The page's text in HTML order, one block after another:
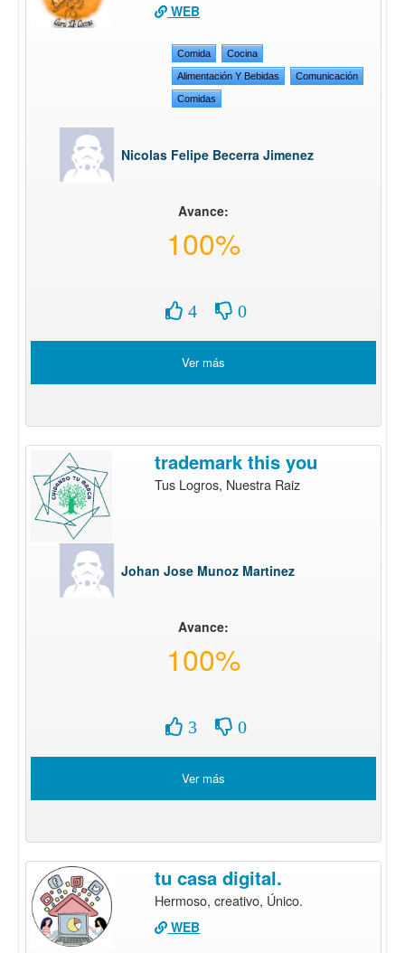
WEB
Comida Cocina
Alimentación Y Bebidas Comunicación
Comidas
Nicolas Felipe Becerra Jimenez
Avance:
100%
4 0
Ver más
trademark this you
Tus Logros, Nuestra Raiz
Johan Jose Munoz Martinez
Avance:
100%
3 0
Ver más
tu casa digital.
Hermoso, creativo, Único.
WEB